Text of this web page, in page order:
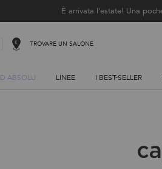
È arrivata l'estate! Una
TROVARE UN SALONE
ABSOLU LINEE I BEST-SELLER